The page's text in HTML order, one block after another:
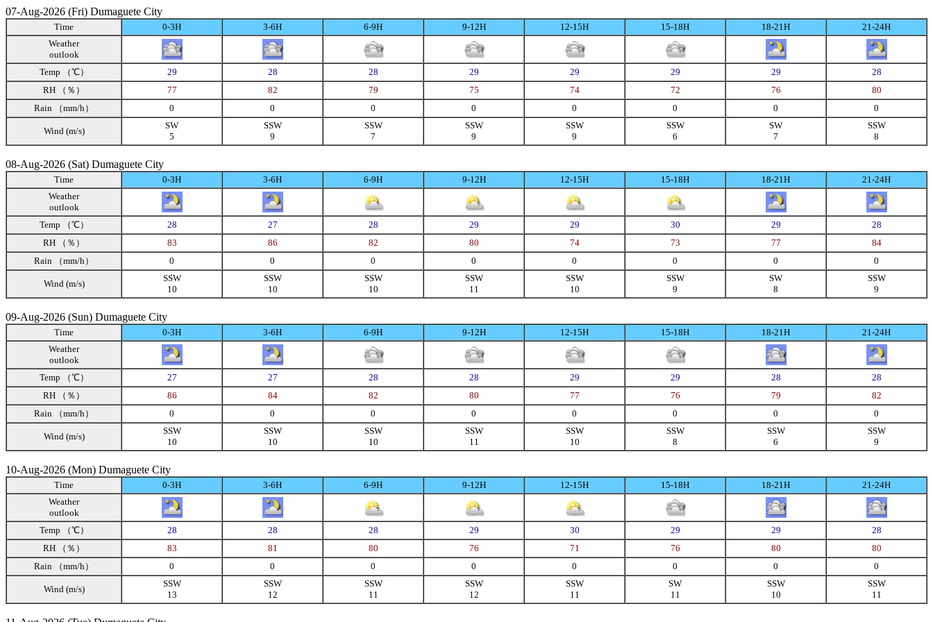
07-Aug-2026 (Fri) Dumaguete City
Time 0-3H 3-6H 6-9H 9-12H 12-15H 15-18H 18-21H
21-24H
Weather
outlook
Temp （℃）
29 28 28 29 29 29 29
28
RH （％）
77 82 79 75 74 72 76
80
Rain （mm/h）
0 0 0 0 0 0 0 0
Wind (m/s)
SW
5
SSW
9
SSW
7
SSW
9
SSW
9
SSW
6
SW
7
SSW
8
08-Aug-2026 (Sat) Dumaguete City
Time 0-3H 3-6H 6-9H 9-12H 12-15H 15-18H 18-21H
21-24H
Weather
outlook
Temp （℃）
28 27 28 29 29 30 29
28
RH （％）
83 86 82 80 74 73 77
84
Rain （mm/h）
0 0 0 0 0 0 0 0
Wind (m/s)
SSW
10
SSW
10
SSW
10
SSW
11
SSW
10
SSW
9
SW
8
SSW
9
09-Aug-2026 (Sun) Dumaguete City
Time 0-3H 3-6H 6-9H 9-12H 12-15H 15-18H 18-21H
21-24H
Weather
outlook
Temp （℃）
27 27 28 28 29 29 28
28
RH （％）
86 84 82 80 77 76 79
82
Rain （mm/h）
0 0 0 0 0 0 0 0
Wind (m/s)
SSW
10
SSW
10
SSW
10
SSW
11
SSW
10
SSW
8
SSW
6
SSW
9
10-Aug-2026 (Mon) Dumaguete City
Time 0-3H 3-6H 6-9H 9-12H 12-15H 15-18H 18-21H
21-24H
Weather
outlook
Temp （℃）
28 28 28 29 30 29 29
28
RH （％）
83 81 80 76 71 76 80
80
Rain （mm/h）
0 0 0 0 0 0 0 0
Wind (m/s)
SSW
13
SSW
12
SSW
11
SSW
12
SSW
11
SW
11
SSW
10
SSW
11